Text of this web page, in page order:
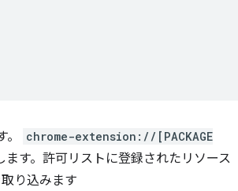
。
chrome-extension://[PACKAGE
す。許可リストに登録されたリソース
り込みます